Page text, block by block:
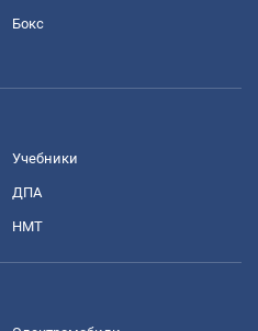
Бокс
Учебники
ДПА
НМТ